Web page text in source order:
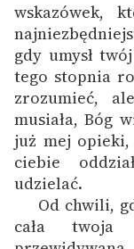
wskazówek,
gdy umysł
tego stopnia
zrozumieć,
musiała, Bóg
już mej
ciebie
udzielać.
Od chwili,
cała twoja